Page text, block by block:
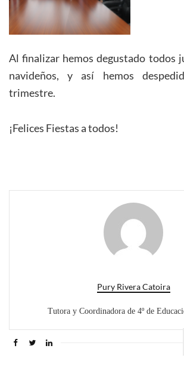
Al finalizar hemos degustado todos
navideños, y así hemos
trimestre.
¡Felices Fiestas a todos!
Pury Rivera Catoira
Tutora y Coordinadora de 4º de